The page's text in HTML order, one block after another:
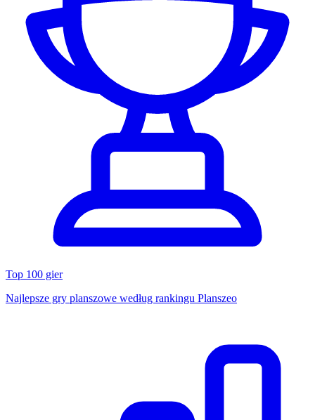
Top 100 gier
Najlepsze gry planszowe według rankingu Planszeo